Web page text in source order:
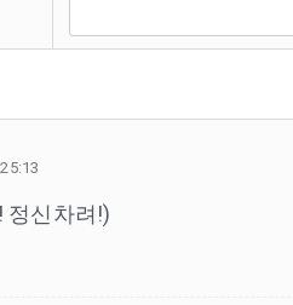
정신차려!)